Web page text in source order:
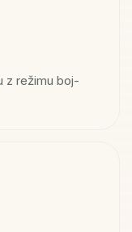
z režimu boj-